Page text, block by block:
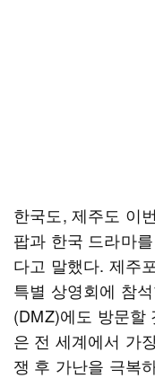
한국도, 제주도 이
팝과 한국 드라마
다고 말했다. 제주
특별 상영회에 참
(DMZ)에도 방문할
은 전 세계에서 가
쟁 후 가난을 극복